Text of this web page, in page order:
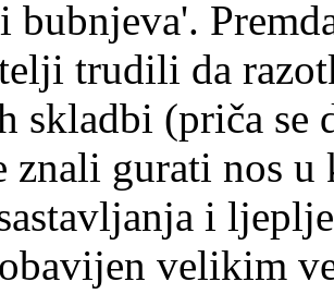
bubnjeva'.
trudili da
skladbi (priča se
znali gurati nos u
i
velikim